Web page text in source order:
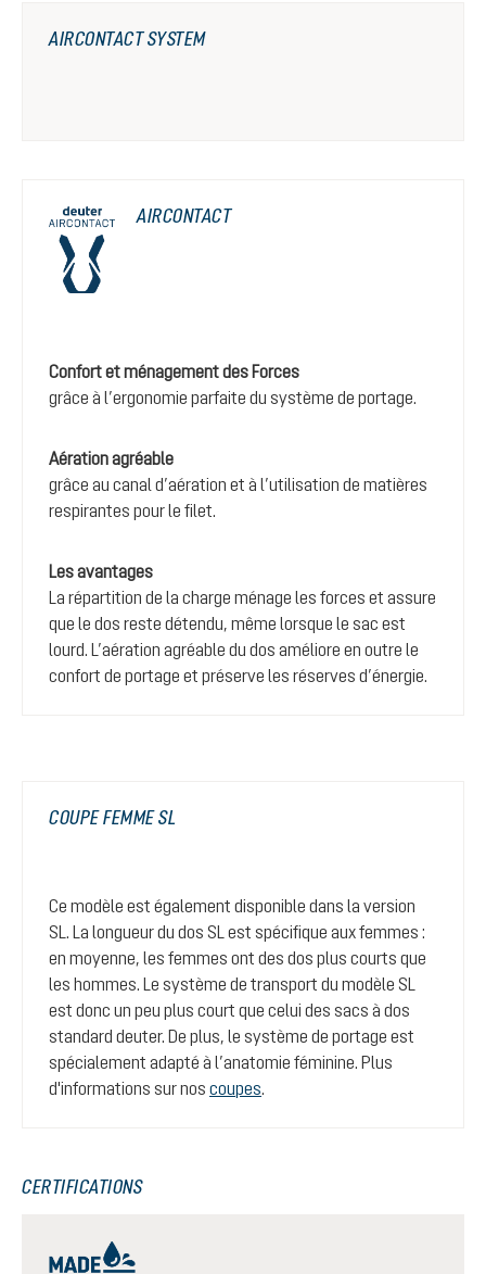
AIRCONTACT
Confort et ménagement des Forces
grâce à l’ergonomie parfaite du système de portage.
Aération agréable
grâce au canal d’aération et à l’utilisation de matières
respirantes pour le filet.
Les avantages
La répartition de la charge ménage les forces et assure
que le dos reste détendu, même lorsque le sac est
lourd. L’aération agréable du dos améliore en outre le
confort de portage et préserve les réserves d’énergie.
COUPE FEMME SL
Ce modèle est également disponible dans la version
SL. La longueur du dos SL est spécifique aux femmes :
en moyenne, les femmes ont des dos plus courts que
les hommes. Le système de transport du modèle SL
est donc un peu plus court que celui des sacs à dos
standard deuter. De plus, le système de portage est
spécialement adapté à l’anatomie féminine. Plus
d'informations sur nos coupes.
AIRCONTACT SYSTEM
CERTIFICATIONS